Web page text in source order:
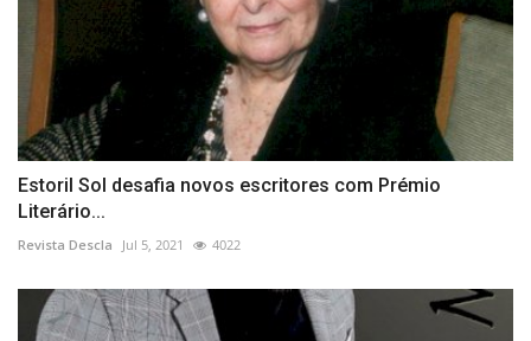
Estoril Sol desafia novos escritores com Prémio
Literário...
Revista Descla Jul 5, 2021 4022